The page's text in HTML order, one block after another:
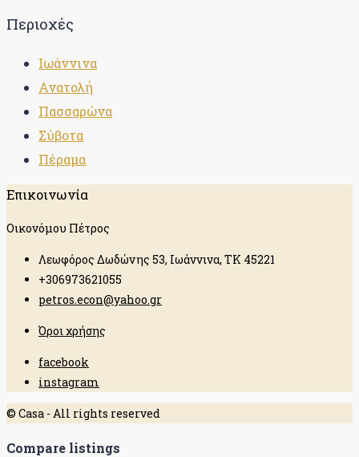
Περιοχές
Ιωάννινα
Ανατολή
Πασσαρώνα
Σύβοτα
Πέραμα
Επικοινωνία
Οικονόμου Πέτρος
Λεωφόρος Δωδώνης 53, Ιωάννινα, ΤΚ 45221
+306973621055
petros.econ@yahoo.gr
Όροι χρήσης
facebook
instagram
© Casa - All rights reserved
Compare listings